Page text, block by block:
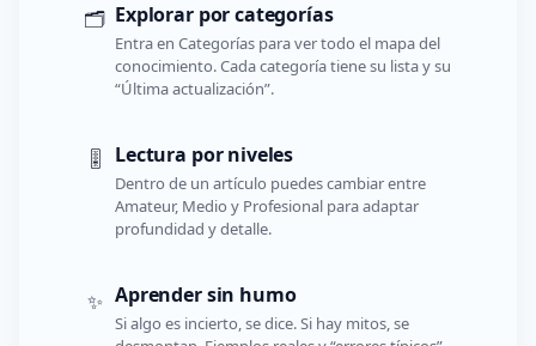
🗂️ Explorar por categorías
Entra en Categorías para ver todo el mapa del
conocimiento. Cada categoría tiene su lista y su
“Última actualización”.
🎚️ Lectura por niveles
Dentro de un artículo puedes cambiar entre
Amateur, Medio y Profesional para adaptar
profundidad y detalle.
✨ Aprender sin humo
Si algo es incierto, se dice. Si hay mitos, se